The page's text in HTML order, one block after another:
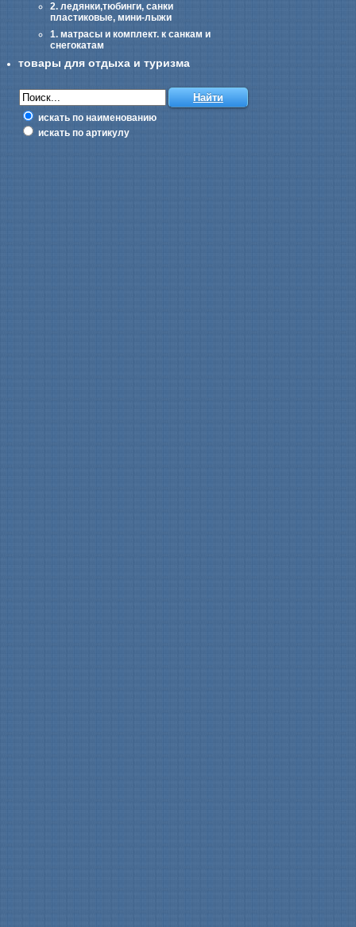
2. ледянки,тюбинги, санки
пластиковые, мини-лыжи
1. матрасы и комплект. к санкам и
снегокатам
товары для отдыха и туризма
искать по наименованию
искать по артикулу